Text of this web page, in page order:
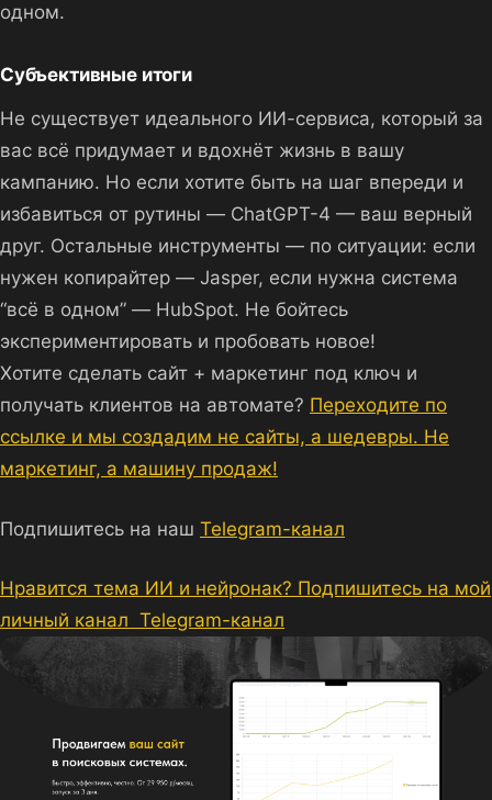
одном.
Субъективные итоги
Не существует идеального ИИ-сервиса, который за
вас всё придумает и вдохнёт жизнь в вашу
кампанию. Но если хотите быть на шаг впереди и
избавиться от рутины — ChatGPT-4 — ваш верный
друг. Остальные инструменты — по ситуации: если
нужен копирайтер — Jasper, если нужна система
“всё в одном” — HubSpot. Не бойтесь
экспериментировать и пробовать новое!
Хотите сделать сайт + маркетинг под ключ и
получать клиентов на автомате? Переходите по
ссылке и мы создадим не сайты, а шедевры. Не
маркетинг, а машину продаж!
Подпишитесь на наш Telegram-канал
Нравится тема ИИ и нейронак? Подпишитесь на мой
личный канал Telegram-канал